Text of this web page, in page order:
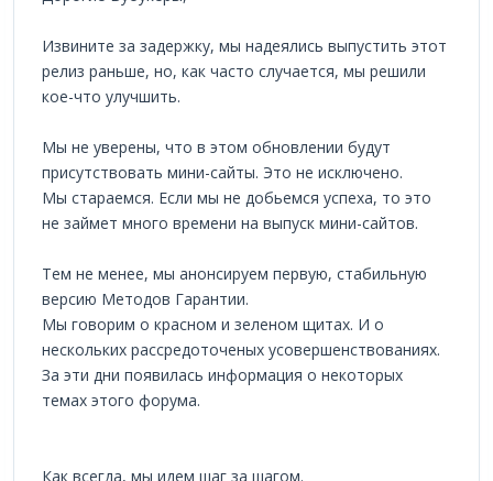
Извините за задержку, мы надеялись выпустить этот
релиз раньше, но, как часто случается, мы решили
кое-что улучшить.
Мы не уверены, что в этом обновлении будут
присутствовать мини-сайты. Это не исключено.
Мы стараемся. Если мы не добьемся успеха, то это
не займет много времени на выпуск мини-сайтов.
Тем не менее, мы анонсируем первую, стабильную
версию Методов Гарантии.
Мы говорим о красном и зеленом щитах. И о
нескольких рассредоточеных усовершенствованиях.
За эти дни появилась информация о некоторых
темах этого форума.
Как всегда, мы идем шаг за шагом.